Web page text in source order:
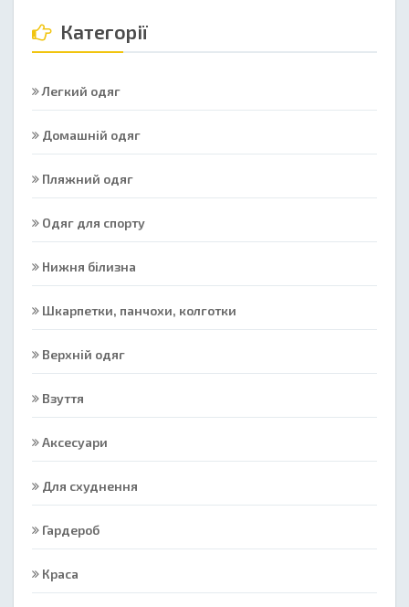
Категорії
Легкий одяг
Домашній одяг
Пляжний одяг
Одяг для спорту
Нижня білизна
Шкарпетки, панчохи, колготки
Верхній одяг
Взуття
Аксесуари
Для схуднення
Гардероб
Краса